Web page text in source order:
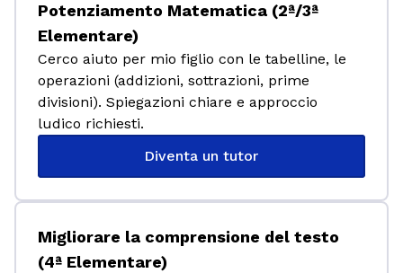
Potenziamento Matematica (2ª/3ª
Elementare)
Cerco aiuto per mio figlio con le tabelline, le
operazioni (addizioni, sottrazioni, prime
divisioni). Spiegazioni chiare e approccio
ludico richiesti.
Diventa un tutor
Migliorare la comprensione del testo
(4ª Elementare)